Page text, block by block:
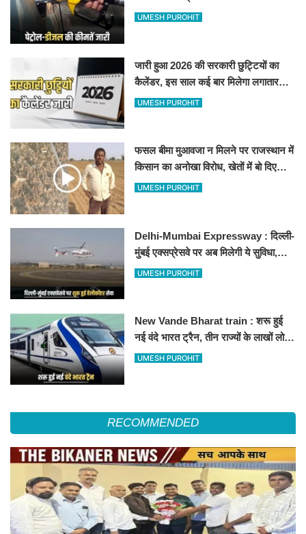
जानिए बीकानेर समेत पुरे प्रदेश में नए रेट
UMESH PUROHIT
जारी हुआ 2026 की सरकारी छुट्टियों का
कैलेंडर, इस साल कई बार मिलेगा लगातार
अवकाश, देखें
UMESH PUROHIT
फसल बीमा मुआवजा न मिलने पर राजस्थान में
किसान का अनोखा विरोध, खेतों में बो दिए
500-500 रुपए के नोट, वीडियो वायरल
UMESH PUROHIT
Delhi-Mumbai Expressway : दिल्ली-
मुंबई एक्सप्रेसवे पर अब मिलेगी ये सुविधा,
हेलीकॉप्टर सर्विस से तुरंत घायल पहुंचेगा
UMESH PUROHIT
New Vande Bharat train : शरू हुई
नई वंदे भारत ट्रैन, तीन राज्यों के लाखों लोगों
का सफर होगा आसान, देखें पूरा रूटमैप
UMESH PUROHIT
RECOMMENDED